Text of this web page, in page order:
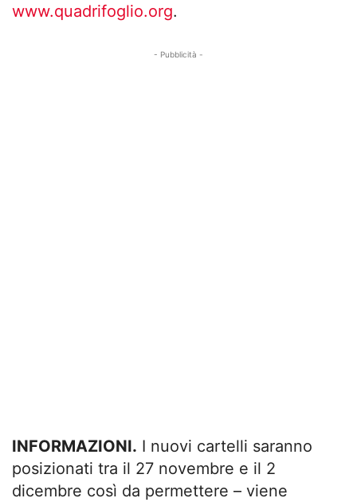
www.quadrifoglio.org.
- Pubblicità -
INFORMAZIONI. I nuovi cartelli saranno
posizionati tra il 27 novembre e il 2
dicembre così da permettere – viene